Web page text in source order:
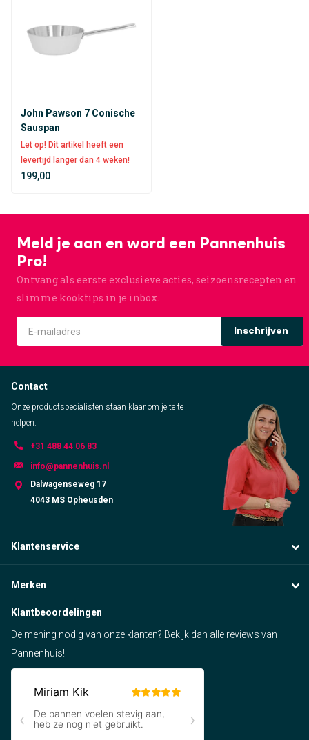
John Pawson 7 Conische
Sauspan
Let op! Dit artikel heeft een
levertijd langer dan 4 weken!
199,00
Meld je aan en word een Pannenhuis
Pro!
Ontvang als eerste exclusieve acties, seizoensrecepten en
slimme kooktips in je inbox.
Inschrijven
Contact
Onze productspecialisten staan klaar om je te te
helpen.
+31 488 44 06 83
info@pannenhuis.nl
Dalwagenseweg 17
4043 MS Opheusden
Klantenservice
Merken
Klantbeoordelingen
De mening nodig van onze klanten? Bekijk dan alle reviews van
Pannenhuis!